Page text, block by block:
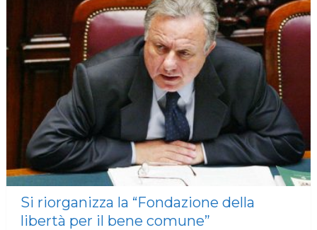
Si riorganizza la “Fondazione della
libertà per il bene comune”